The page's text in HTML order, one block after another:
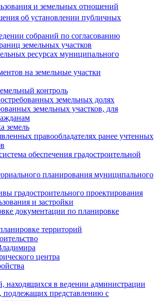
и земельных отношений
об установлении публичных
собраний по согласованию
земельных участков
ресурсах муниципального
на земельные участки
контроль
земельных долях
земельных участков, для
земель
правообладателях ранее учтенных
обеспечения градостроительной
планирования муниципального
градостроительного проектирования
и застройки
документации по планировке
территорий
центра
находящихся в ведении администрации
подлежащих представлению с